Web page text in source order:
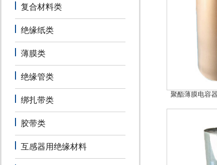
复合材料类
绝缘纸类
薄膜类
绝缘管类
绑扎带类
胶带类
互感器用绝缘材料
聚酯薄膜电容